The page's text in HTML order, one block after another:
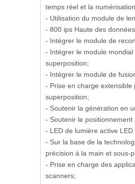
temps réel et la
- Utilisation du module de
- 800 ips Haute des
- Intégrer le module de
- Intégrer le module
superposition;
- Intégrer le module de
- Prise en charge
superposition;
- Soutenir la génération en
- Soutenir le
- LED de lumière active
- Sur la base de la
précision à la main et sous-
- Prise en charge des
scanners;